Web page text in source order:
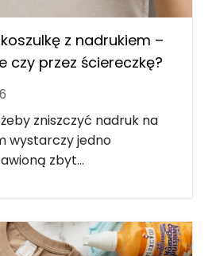
z nadrukiem –
czy przez ściereczkę?
zniszczyć nadruk na
wystarczy jedno
zbyt...